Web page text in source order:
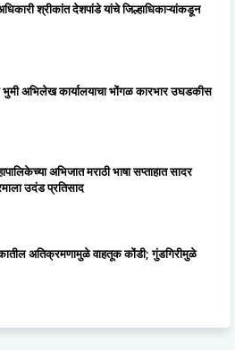
श्रीकांत देशपांडे यांचे जिल्हाधिकाऱ्यांकडून
अभिलेख कार्यालयाचा भोंगळ कारभार उघडकीस
अभिजात मराठी भाषा सप्ताहात सादर
उदंड प्रतिसाद
अतिक्रमणामुळे वाहतूक कोंडी; गुंडगिरीमुळे